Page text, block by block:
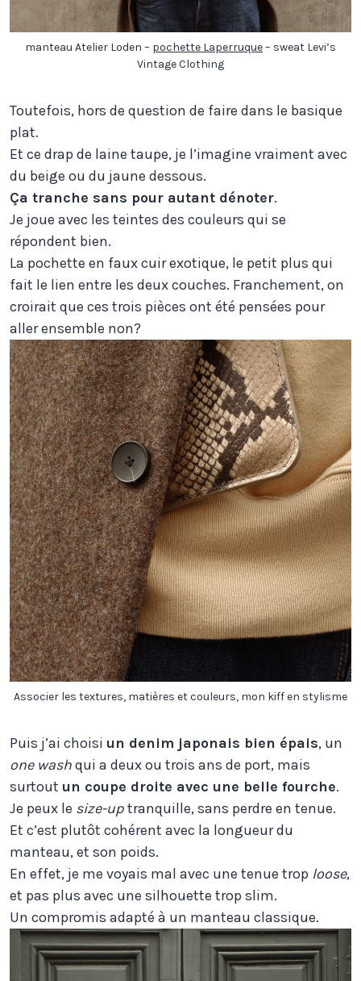
manteau Atelier Loden – pochette Laperruque– sweat Levi’s
Vintage Clothing
Toutefois, hors de question de faire dans le basique
plat.
Et ce drap de laine taupe, je l’imagine vraiment avec
du beige ou du jaune dessous.
Ça tranche sans pour autant dénoter.
Je joue avec les teintes des couleurs qui se
répondent bien.
La pochette en faux cuir exotique, le petit plus qui
fait le lien entre les deux couches. Franchement, on
croirait que ces trois pièces ont été pensées pour
aller ensemble non?
Associer les textures, matières et couleurs, mon kiff en stylisme
Puis j’ai choisi un denim japonais bien épais, un
one washqui a deux ou trois ans de port, mais
surtout un coupe droite avec une belle fourche.
Je peux le size-uptranquille, sans perdre en tenue.
Et c’est plutôt cohérent avec la longueur du
manteau, et son poids.
En effet, je me voyais mal avec une tenue trop loose,
et pas plus avec une silhouette trop slim.
Un compromis adapté à un manteau classique.